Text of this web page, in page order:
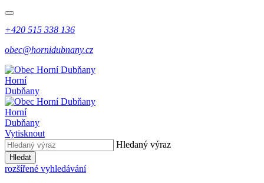
+420 515 338 136
obec@hornidubnany.cz
Horní
Dubňany
Horní
Dubňany
Vytisknout
Hledaný výraz
Hledat
rozšířené vyhledávání